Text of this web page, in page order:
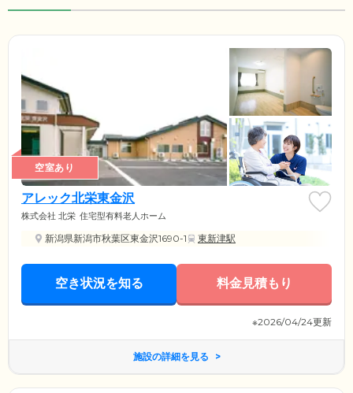
空室あり
アレック北栄東金沢
株式会社 北栄 住宅型有料老人ホーム
新潟県新潟市秋葉区東金沢1690-1 東新津駅
空き状況を知る 料金見積もり
※2026/04/24更新
施設の詳細を見る